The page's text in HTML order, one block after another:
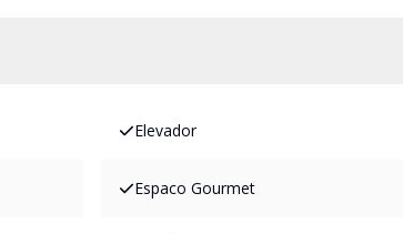
Elevador
Espaco Gourmet